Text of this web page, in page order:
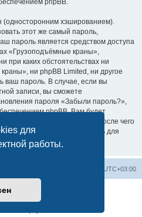
для
работы.
phpBB.
хэшированием).
этот же самый пароль,
пароль является средством доступа
«Грузоподъёмные краны»,
при каких обстоятельствах ни
ни phpBB Limited, ни другое
ваш пароль. В случае, если вы
записи, вы сможете
пароля «Забыли пароль?»,
phpBB. Вам будет
и ваш адрес email, после чего
вам новый пароль для
UTC+03:00
® Forum Software © phpBB Limited
phpBB